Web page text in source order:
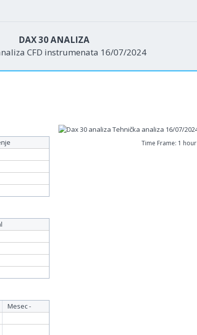
DAX 30 ANALIZA
CFD instrumenata 16/07/2024
Time Frame: 1 hour
Mesec -